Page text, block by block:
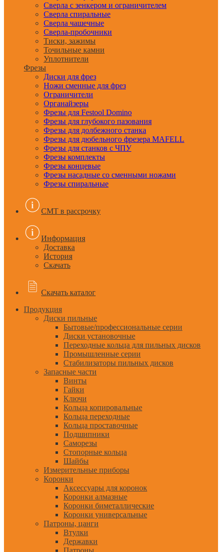
Сверла с зенкером и ограничителем
Сверла спиральные
Сверла чашечные
Сверла-пробочники
Тиски, зажимы
Точильные камни
Уплотнители
Фрезы
Диски для фрез
Ножи сменные для фрез
Ограничители
Органайзеры
Фрезы для Festool Domino
Фрезы для глубокого пазования
Фрезы для долбежного станка
Фрезы для дюбельного фрезера MAFELL
Фрезы для станков с ЧПУ
Фрезы комплекты
Фрезы концевые
Фрезы насадные со сменными ножами
Фрезы спиральные
CMT в рассрочку
Информация
Доставка
История
Скачать
Скачать каталог
Продукция
Диски пильные
Бытовые/профессиональные серии
Диски установочные
Переходные кольца для пильных дисков
Промышленные серии
Стабилизаторы пильных дисков
Запасные части
Винты
Гайки
Ключи
Кольца копировальные
Кольца переходные
Кольца проставочные
Подшипники
Саморезы
Стопорные кольца
Шайбы
Измерительные приборы
Коронки
Аксессуары для коронок
Коронки алмазные
Коронки биметаллические
Коронки универсальные
Патроны, цанги
Втулки
Державки
Патроны